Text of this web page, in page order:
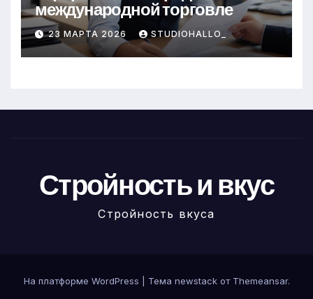
международной торговле
23 МАРТА 2026 STUDIOHALLO_
Стройность и вкус
Стройность вкуса
На платформе WordPress Тема newstack от Themeansar.